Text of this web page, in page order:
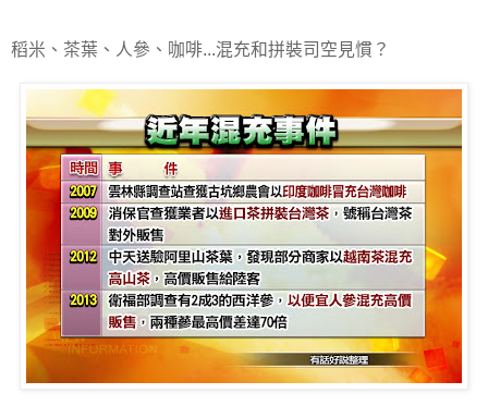
稻米、茶葉、人參、咖啡...混充和拼裝司空見慣？